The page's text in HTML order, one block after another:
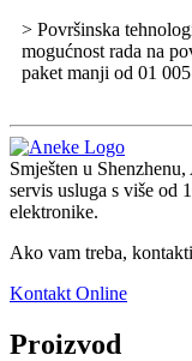
> Površinska
mogućnost rada na
paket manji od 01
Smješten u
servis usluga s više od
elektronike.
Ako vam treba,
Kontakt Online
Proizvod